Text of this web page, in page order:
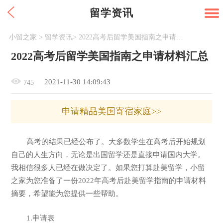
留学资讯
小留之家 > 留学资讯> 2022高考后留学美国指南之申请材料汇总
2022高考后留学美国指南之申请材料汇总
745 2021-11-30 14:09:43
申请精品美国寄宿家庭>>
高考的结果已经公布了。大多数学生在高考后开始规划
自己的人生方向，无论是出国留学还是直接申请国内大学。
我相信很多人已经在做决定了。如果您打算赴美留学，小留
之家为您准备了一份2022年高考后赴美留学指南的申请材料
摘要，希望能为您提供一些帮助。
1.申请表